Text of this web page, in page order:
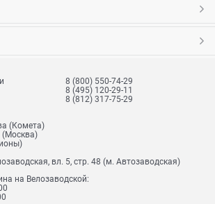
8 (800) 550-74-29
8 (495) 120-29-11
8 (812) 317-75-29
(Комета)
(Москва)
вл. 5, стр. 48 (м. Автозаводская)
на Велозаводской: